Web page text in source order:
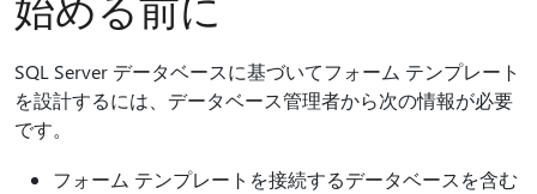
SQL Server データベースに基づいてフォーム テンプレート
を設計するには、データベース管理者から次の情報が必要
です。
フォーム テンプレートを接続するデータベースを含む